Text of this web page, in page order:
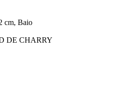
cm, Baio
DE CHARRY